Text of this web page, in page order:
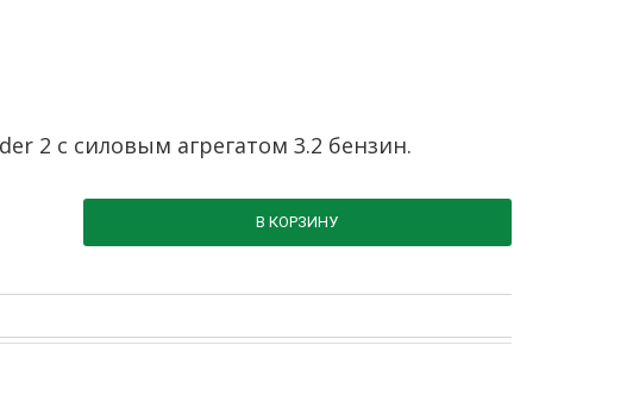
2 с силовым агрегатом 3.2 бензин.
В КОРЗИНУ